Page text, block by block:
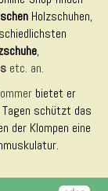
Holzschuhen,
,
etc. an.
bietet er
Tagen schützt das
der Klompen eine